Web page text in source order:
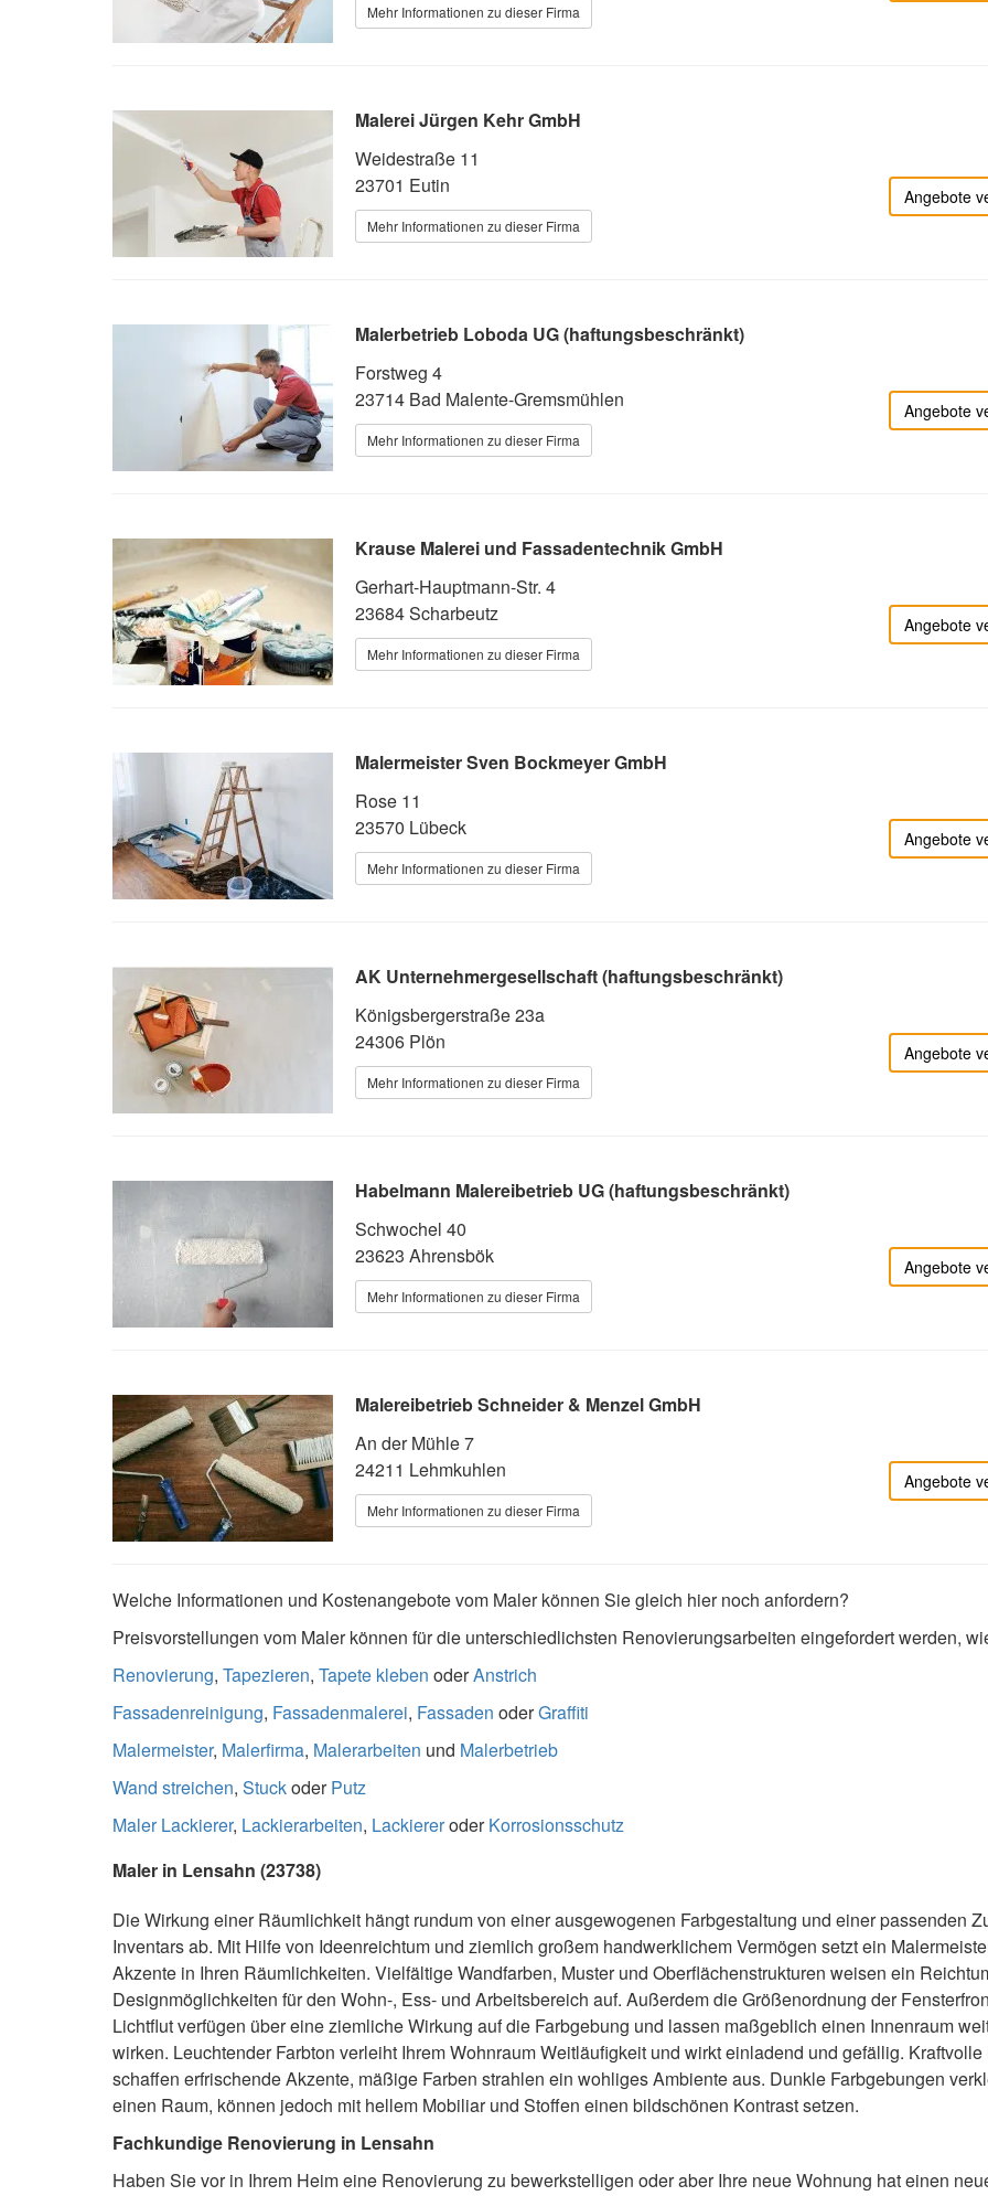
Mehr Informationen zu dieser Firma
Malerei Jürgen Kehr GmbH
Weidestraße 11
23701 Eutin
Mehr Informationen zu dieser Firma
Angebote
Malerbetrieb Loboda UG (haftungsbeschränkt)
Forstweg 4
23714 Bad Malente-Gremsmühlen
Mehr Informationen zu dieser Firma
Angebote
Krause Malerei und Fassadentechnik GmbH
Gerhart-Hauptmann-Str. 4
23684 Scharbeutz
Mehr Informationen zu dieser Firma
Angebote
Malermeister Sven Bockmeyer GmbH
Rose 11
23570 Lübeck
Mehr Informationen zu dieser Firma
Angebote
AK Unternehmergesellschaft (haftungsbeschränkt)
Königsbergerstraße 23a
24306 Plön
Mehr Informationen zu dieser Firma
Angebote
Habelmann Malereibetrieb UG (haftungsbeschränkt)
Schwochel 40
23623 Ahrensbök
Mehr Informationen zu dieser Firma
Angebote
Malereibetrieb Schneider & Menzel GmbH
An der Mühle 7
24211 Lehmkuhlen
Mehr Informationen zu dieser Firma
Angebote
Welche Informationen und Kostenangebote vom Maler können Sie gleich hier noch anfordern?
Preisvorstellungen vom Maler können für die unterschiedlichsten Renovierungsarbeiten eingefordert werden,
Renovierung, Tapezieren, Tapete kleben oderAnstrich
Fassadenreinigung, Fassadenmalerei, Fassaden oderGraffiti
Malermeister, Malerfirma, Malerarbeiten und Malerbetrieb
Wand streichen, StuckoderPutz
Maler Lackierer, Lackierarbeiten, LackiereroderKorrosionsschutz
Maler in Lensahn (23738)
Die Wirkung einer Räumlichkeit hängt rundum von einer ausgewogenen Farbgestaltung und einer passenden
Inventars ab. Mit Hilfe von Ideenreichtum und ziemlich großem handwerklichem Vermögen setzt ein
Akzente in Ihren Räumlichkeiten. Vielfältige Wandfarben, Muster und Oberflächenstrukturen weisen ein
Designmöglichkeiten für den Wohn-, Ess- und Arbeitsbereich auf. Außerdem die Größenordnung der
Lichtflut verfügen über eine ziemliche Wirkung auf die Farbgebung und lassen maßgeblich einen Innenraum
wirken. Leuchtender Farbton verleiht Ihrem Wohnraum Weitläufigkeit und wirkt einladend und gefällig.
schaffen erfrischende Akzente, mäßige Farben strahlen ein wohliges Ambiente aus. Dunkle Farbgebungen
einen Raum, können jedoch mit hellem Mobiliar und Stoffen einen bildschönen Kontrast setzen.
Fachkundige Renovierung in Lensahn
Haben Sie vor in Ihrem Heim eine Renovierung zu bewerkstelligen oder aber Ihre neue Wohnung hat einen